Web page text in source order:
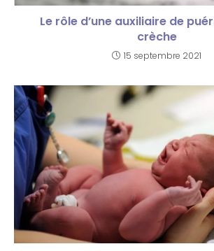
Le rôle d’une auxiliaire de
crèche
15 septembre 2021